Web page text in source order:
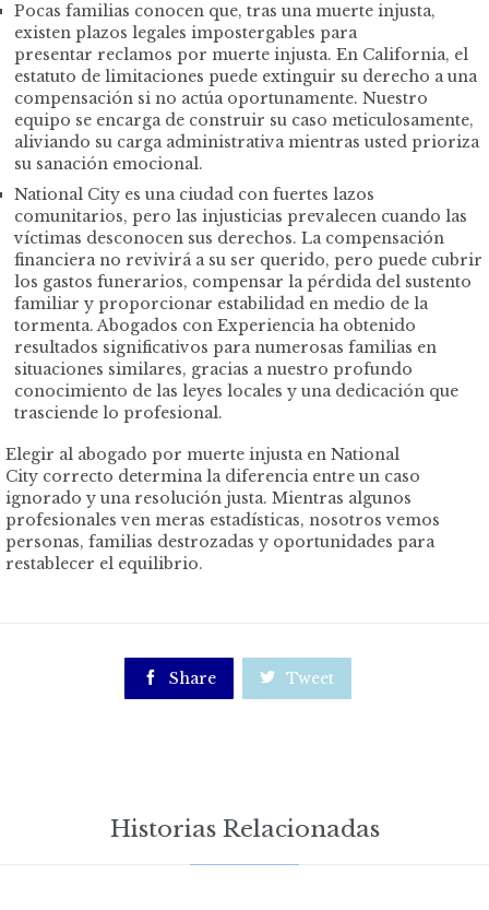
Pocas familias conocen que, tras una muerte injusta,
existen plazos legales impostergables para
presentar reclamos por muerte injusta. En California, el
estatuto de limitaciones puede extinguir su derecho a una
compensación si no actúa oportunamente. Nuestro
equipo se encarga de construir su caso meticulosamente,
aliviando su carga administrativa mientras usted prioriza
su sanación emocional.
National City es una ciudad con fuertes lazos
comunitarios, pero las injusticias prevalecen cuando las
víctimas desconocen sus derechos. La compensación
financiera no revivirá a su ser querido, pero puede cubrir
los gastos funerarios, compensar la pérdida del sustento
familiar y proporcionar estabilidad en medio de la
tormenta. Abogados con Experiencia ha obtenido
resultados significativos para numerosas familias en
situaciones similares, gracias a nuestro profundo
conocimiento de las leyes locales y una dedicación que
trasciende lo profesional.
Elegir al abogado por muerte injusta en National
City correcto determina la diferencia entre un caso
ignorado y una resolución justa. Mientras algunos
profesionales ven meras estadísticas, nosotros vemos
personas, familias destrozadas y oportunidades para
restablecer el equilibrio.
 Share  Tweet
Historias Relacionadas